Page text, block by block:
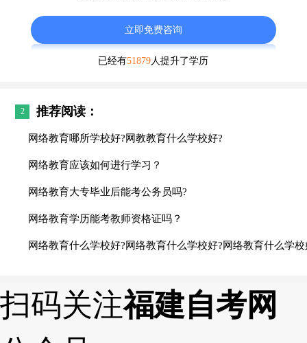
立即免费咨询
已经有51879 人提升了学历
2 推荐阅读：
网络教育哪所学校好?网教教育什么学校好?
网络教育应该如何进行学习？
网络教育大专毕业后能考公务员吗?
网络教育学历能考教师资格证吗？
网络教育什么学校好?网络教育什么学校好?网络教育什么学
扫码关注福建自考网